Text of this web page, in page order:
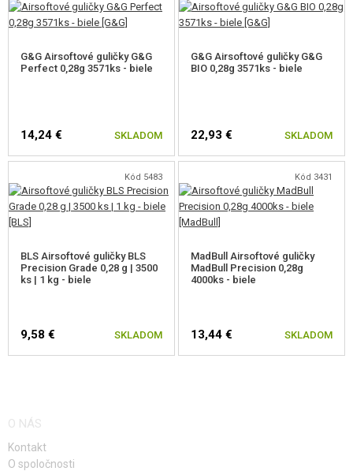
G&G Airsoftové guličky G&G
Perfect 0,28g 3571ks - biele
14,24 € SKLADOM
G&G Airsoftové guličky G&G
BIO 0,28g 3571ks - biele
22,93 € SKLADOM
Kód 5483
BLS Airsoftové guličky BLS
Precision Grade 0,28 g | 3500
ks | 1 kg - biele
9,58 € SKLADOM
Kód 3431
MadBull Airsoftové guličky
MadBull Precision 0,28g
4000ks - biele
13,44 € SKLADOM
O NÁS
Kontakt
O spoločnosti